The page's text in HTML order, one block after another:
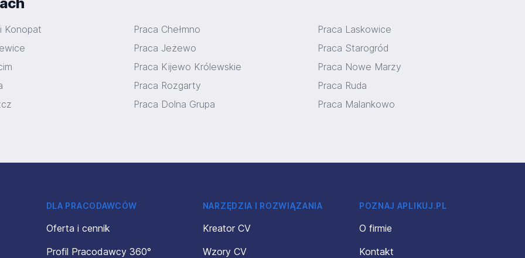
Konopat Praca Chełmno
Praca Laskowice
Praca Jeżewo
Praca Starogród
Praca Kijewo Królewskie
Praca Nowe Marzy
Praca Rozgarty
Praca Ruda
Praca Dolna Grupa Praca Malankowo
DLA PRACODAWCÓW
Oferta i cennik
Profil Pracodawcy 360°
NARZĘDZIA I ROZWIĄZANIA
Kreator CV
Wzory CV
POZNAJ APLIKUJ.PL
O firmie
Kontakt